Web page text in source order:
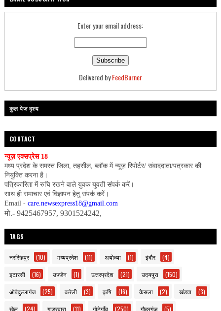
Enter your email address:
Delivered byFeedBurner
कुल पेज दृश्य
CONTACT
न्यूज़ एक्सप्रेस 18
मध्य प्रदेश के समस्त जिला, तहसील, ब्लॉक में न्यूज़ रिपोर्टर/ संवाददाता/पत्रकार की
नियुक्ति करना है।
पत्रिकारिता में रुचि रखने वाले युवक युवती संपर्क करें।
साथ ही समाचार एवं विज्ञापन हेतु संपर्क करें।
Email - care.newsexpress18@gmail.com
मो.- 9425467957, 9301524242,
TAGS
नरसिंहपुर (10) मध्यप्रदेश (11) अयोध्या (1) इंदौर (4)
इटारसी (16) उज्जैन (1) उत्तरप्रदेश (21) उदयपुरा (150)
ओबेदुल्लागंज (25) करेली (3) कृषि (16) केसला (2) खंडवा (3)
खेल (24) गाडरवारा (11) गोटेगाँव (250) गौहरगंज (5)